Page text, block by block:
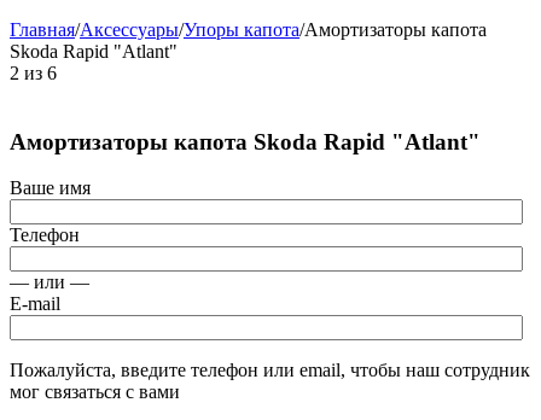
Главная/Аксессуары/Упоры капота/Амортизаторы капота
Skoda Rapid "Atlant"
2 из 6
Амортизаторы капота Skoda Rapid "Atlant"
Ваше имя
Телефон
— или —
E-mail
Пожалуйста, введите телефон или email, чтобы наш сотрудник
мог связаться с вами